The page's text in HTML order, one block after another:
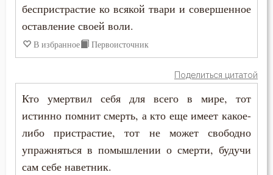
Забота
Зло
Злопамятство
Искушение
беспристрастие ко всякой твари и совершенное
оставление своей воли.
В избранное Первоисточник
Поделиться цитатой
Кто умертвил себя для всего в мире, тот
истинно помнит смерть, а кто еще имеет какое-
либо пристрастие, тот не может свободно
упражняться в помышлении о смерти, будучи
сам себе наветник.